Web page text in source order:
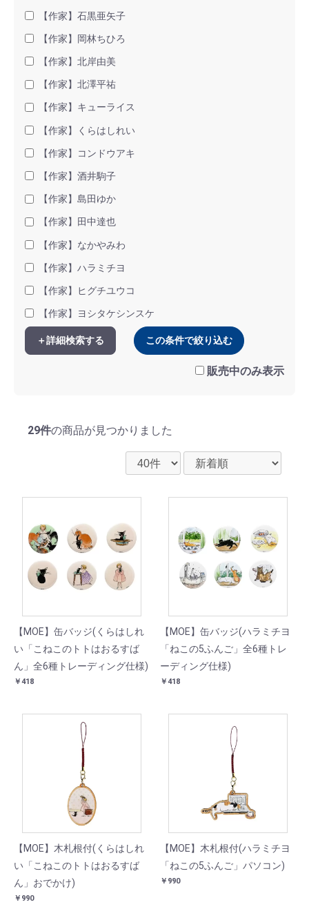
【作家】石黒亜矢子
【作家】岡林ちひろ
【作家】北岸由美
【作家】北澤平祐
【作家】キューライス
【作家】くらはしれい
【作家】コンドウアキ
【作家】酒井駒子
【作家】島田ゆか
【作家】田中達也
【作家】なかやみわ
【作家】ハラミチヨ
【作家】ヒグチユウコ
【作家】ヨシタケシンスケ
＋詳細検索する この条件で絞り込む
販売中のみ表示
29件の商品が見つかりました
【MOE】缶バッジ(くらはしれ
い「こねこのトトはおるすば
ん」全6種トレーディング仕様)
￥418
【MOE】缶バッジ(ハラミチヨ
「ねこの5ふんご」全6種トレ
ーディング仕様)
￥418
【MOE】木札根付(くらはしれ
い「こねこのトトはおるすば
ん」おでかけ)
￥990
【MOE】木札根付(ハラミチヨ
「ねこの5ふんご」パソコン)
￥990